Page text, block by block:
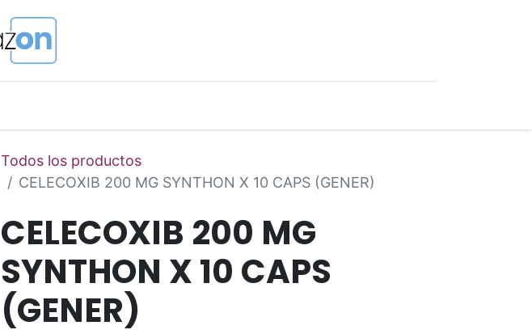
Todos los productos
CELECOXIB 200 MG SYNTHON X 10 CAPS (GENER)
CELECOXIB 200 MG
SYNTHON X 10 CAPS
(GENER)